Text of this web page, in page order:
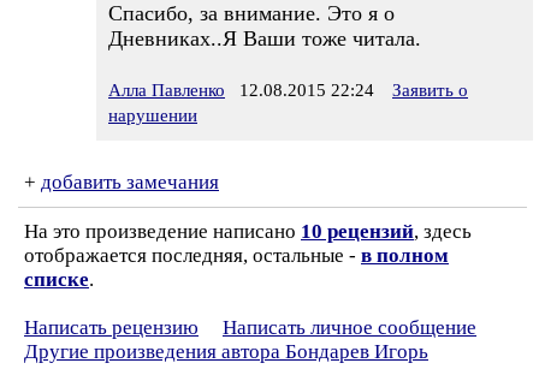
Спасибо, за внимание. Это я о
Дневниках..Я Ваши тоже читала.
Алла Павленко 12.08.2015 22:24
Заявить о
нарушении
+ добавить замечания
На это произведение написано 10 рецензий, здесь
отображается последняя, остальные - в полном
списке.
Написать рецензию
Написать личное сообщение
Другие произведения автора Бондарев Игорь